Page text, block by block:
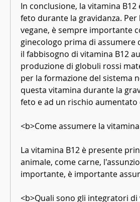
In conclusione, la vitamina
feto durante la gravidanza.
vegane, è sempre importante
ginecologo prima di assumere
il fabbisogno di vitamina B12
produzione di globuli rossi
per la formazione del sistema
questa vitamina durante la
feto e ad un rischio
<b>Come assumere la
La vitamina B12 è presente
animale, come carne,
importante, è importante
<b>Quali sono gli integratori